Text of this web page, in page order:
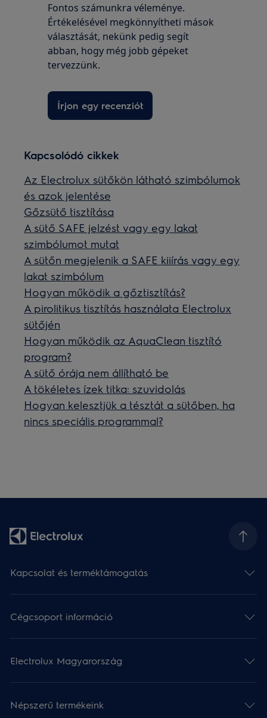
Fontos számunkra véleménye.
Értékelésével megkönnyítheti mások
választását, nekünk pedig segít
abban, hogy még jobb gépeket
tervezzünk.
Írjon egy recenziót
Kapcsolódó cikkek
Az Electrolux sütőkön látható szimbólumok
és azok jelentése
Gőzsütő tisztítása
A sütő SAFE jelzést vagy egy lakat
szimbólumot mutat
A sütőn megjelenik a SAFE kiiírás vagy egy
lakat szimbólum
Hogyan működik a gőztisztítás?
A pirolitikus tisztítás használata Electrolux
sütőjén
Hogyan működik az AquaClean tisztító
program?
A sütő órája nem állítható be
A tökéletes ízek titka: szuvidolás
Hogyan kelesztjük a tésztát a sütőben, ha
nincs speciális programmal?
Kapcsolat és terméktámogatás
Cégcsoport információ
Electrolux Magyarország
Népszerű termékeink